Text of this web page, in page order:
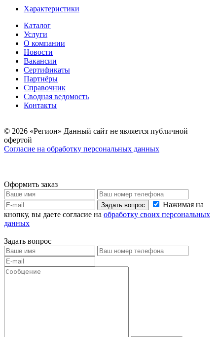
Характеристики
Каталог
Услуги
О компании
Новости
Вакансии
Сертификаты
Партнёры
Справочник
Сводная ведомость
Контакты
© 2026 «Регион» Данный сайт не является публичной
офертой
Согласие на обработку персональных данных
Оформить заказ
Задать вопрос
Нажимая на
кнопку, вы даете согласие на обработку своих персональных
данных
Задать вопрос